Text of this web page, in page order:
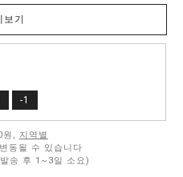
기
-1
원, 지역별
동될 수 있습니다
송 후 1~3일 소요)